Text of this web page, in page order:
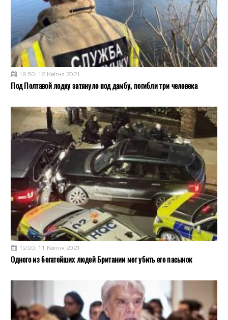
19:50, 12 Квітня 2021
Под Полтавой лодку затянуло под дамбу, погибли три человека
12:00, 11 Квітня 2021
Одного из богатейших людей Британии мог убить его пасынок